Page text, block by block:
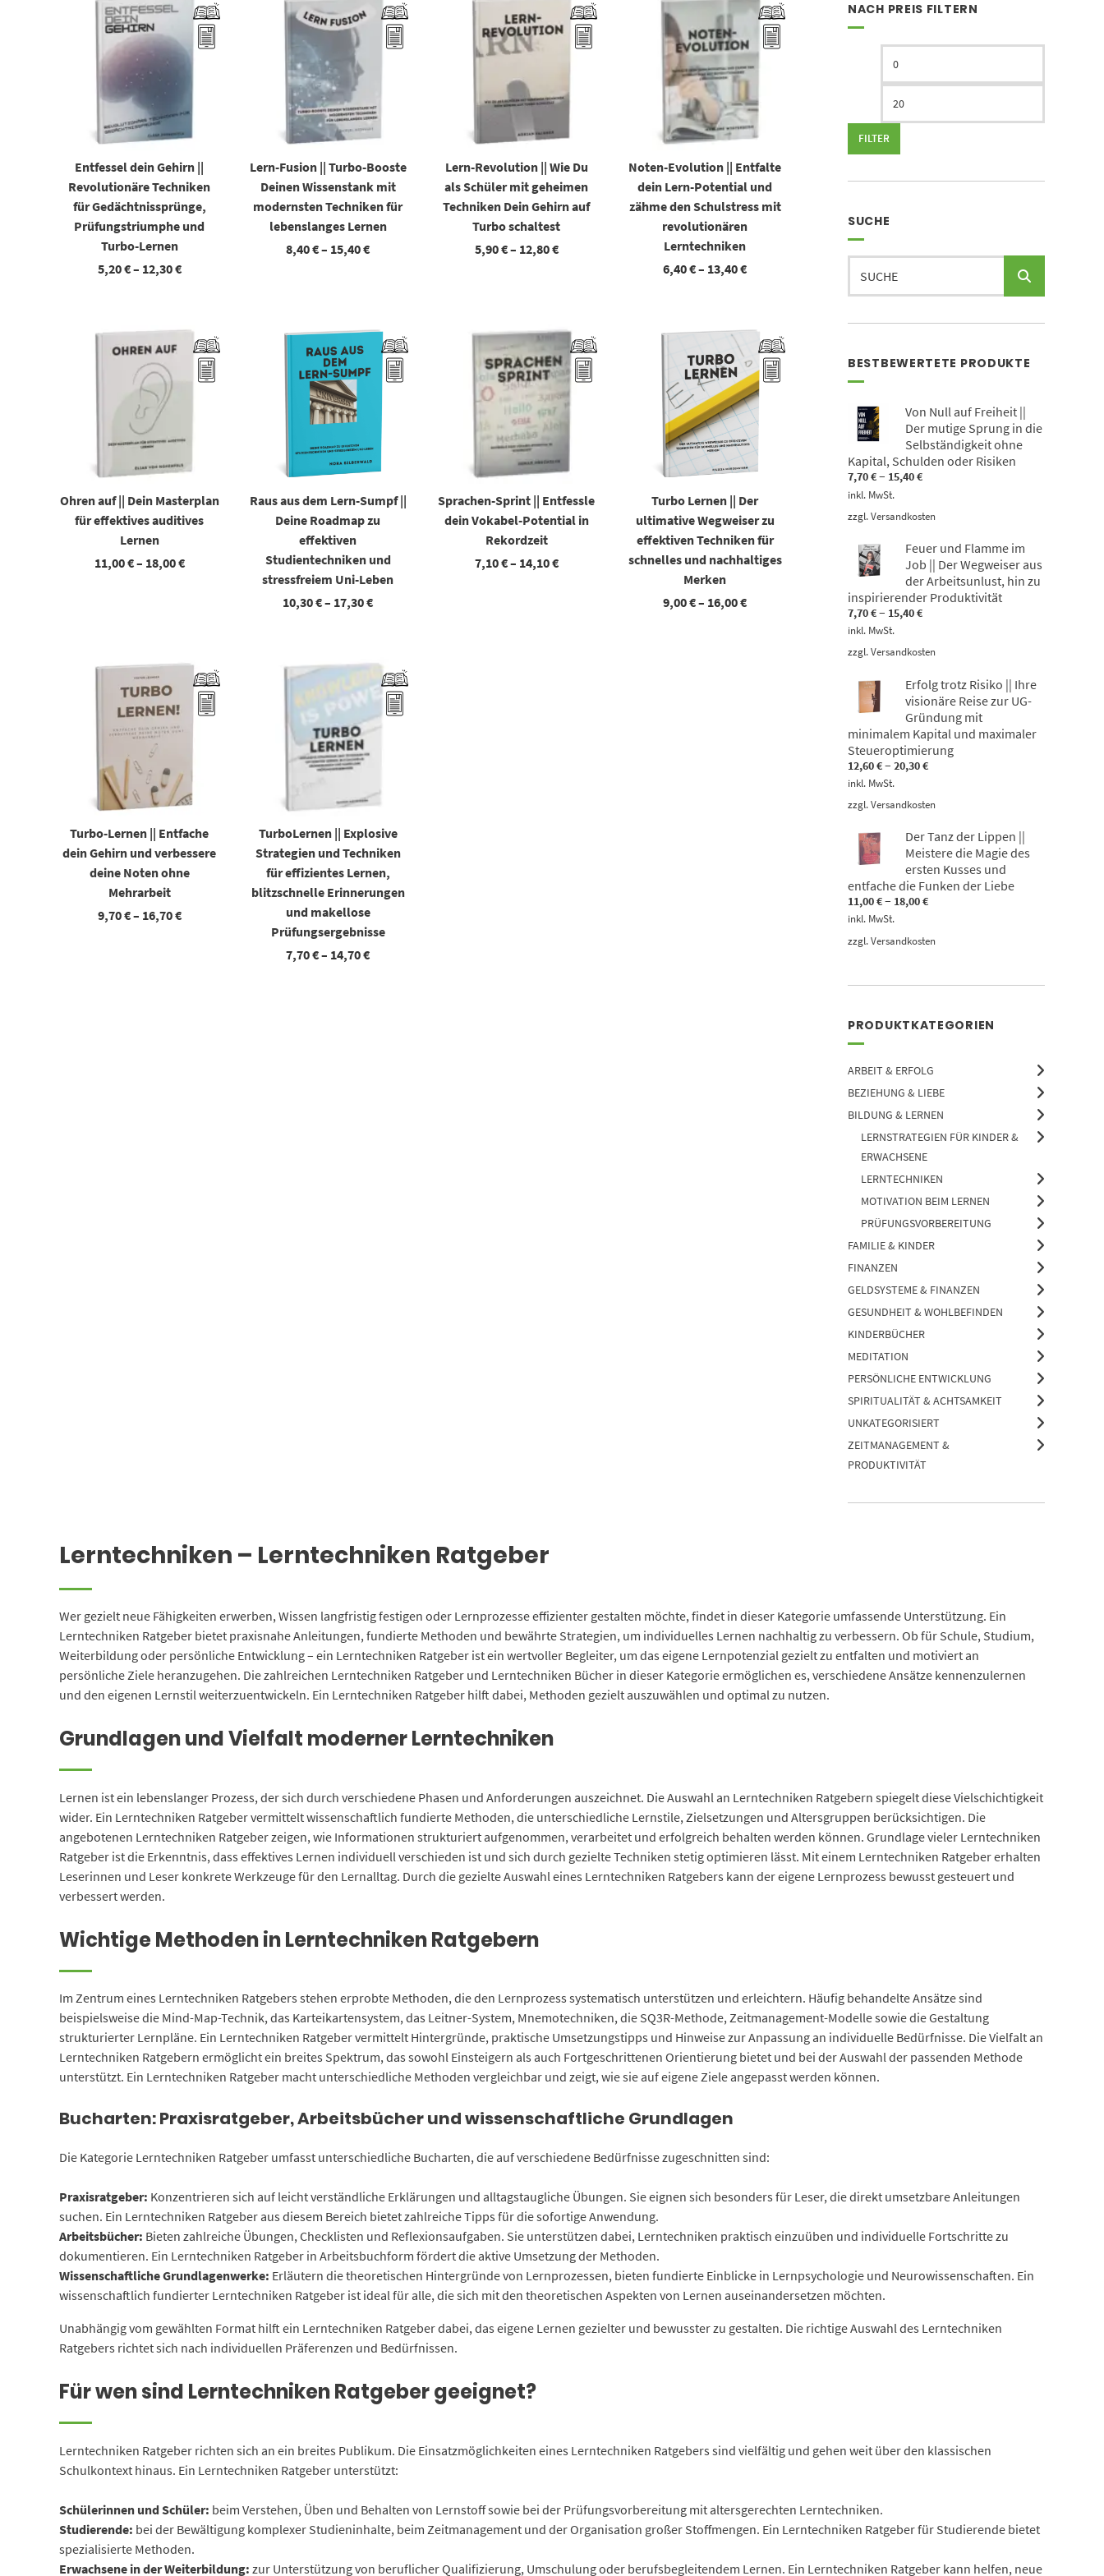
Entfessel dein Gehirn ||
Revolutionäre Techniken
für Gedächtnissprünge,
Prüfungstriumphe und
Turbo-Lernen
5,20€– 12,30€
Lern-Fusion || Turbo-Booste
Deinen Wissenstank mit
modernsten Techniken für
lebenslanges Lernen
8,40€– 15,40€
Lern-Revolution || Wie Du
als Schüler mit geheimen
Techniken Dein Gehirn auf
Turbo schaltest
5,90€– 12,80€
Noten-Evolution || Entfalte
dein Lern-Potential und
zähme den Schulstress mit
revolutionären
Lerntechniken
6,40€– 13,40€
Ohren auf || Dein Masterplan
für effektives auditives
Lernen
11,00€– 18,00€
Raus aus dem Lern-Sumpf ||
Deine Roadmap zu
effektiven
Studientechniken und
stressfreiem Uni-Leben
10,30€– 17,30€
Sprachen-Sprint || Entfessle
dein Vokabel-Potential in
Rekordzeit
7,10€– 14,10€
Turbo Lernen || Der
ultimative Wegweiser zu
effektiven Techniken für
schnelles und nachhaltiges
Merken
9,00€– 16,00€
Turbo-Lernen || Entfache
dein Gehirn und verbessere
deine Noten ohne
Mehrarbeit
9,70€– 16,70€
TurboLernen || Explosive
Strategien und Techniken
für effizientes Lernen,
blitzschnelle Erinnerungen
und makellose
Prüfungsergebnisse
7,70€– 14,70€
NACH PREIS FILTERN
Preis
FILTER
SUCHE
nach:
BESTBEWERTETE PRODUKTE
Von Null auf Freiheit ||
Der mutige Sprung in die
Selbständigkeit ohne
Kapital, Schulden oder Risiken
7,70€– 15,40€
inkl. MwSt.
zzgl.Versandkosten
Feuer und Flamme im
Job || Der Wegweiser aus
der Arbeitsunlust, hin zu
inspirierender Produktivität
7,70€– 15,40€
inkl. MwSt.
zzgl.Versandkosten
Erfolg trotz Risiko || Ihre
visionäre Reise zur UG-
Gründung mit
minimalem Kapital und maximaler
Steueroptimierung
12,60€– 20,30€
inkl. MwSt.
zzgl.Versandkosten
Der Tanz der Lippen ||
Meistere die Magie des
ersten Kusses und
entfache die Funken der Liebe
11,00€– 18,00€
inkl. MwSt.
zzgl.Versandkosten
PRODUKTKATEGORIEN
ARBEIT & ERFOLG
BEZIEHUNG & LIEBE
BILDUNG & LERNEN
LERNSTRATEGIEN FÜR KINDER &
ERWACHSENE
LERNTECHNIKEN
MOTIVATION BEIM LERNEN
PRÜFUNGSVORBEREITUNG
FAMILIE & KINDER
FINANZEN
GELDSYSTEME & FINANZEN
GESUNDHEIT & WOHLBEFINDEN
KINDERBÜCHER
MEDITATION
PERSÖNLICHE ENTWICKLUNG
SPIRITUALITÄT & ACHTSAMKEIT
UNKATEGORISIERT
ZEITMANAGEMENT &
PRODUKTIVITÄT
Lerntechniken – Lerntechniken Ratgeber
Wer gezielt neue Fähigkeiten erwerben, Wissen langfristig festigen oder Lernprozesse effizienter gestalten möchte, findet in dieser Kategorie umfassende Unterstützung. Ein
Lerntechniken Ratgeber bietet praxisnahe Anleitungen, fundierte Methoden und bewährte Strategien, um individuelles Lernen nachhaltig zu verbessern. Ob für Schule, Studium,
Weiterbildung oder persönliche Entwicklung – ein Lerntechniken Ratgeber ist ein wertvoller Begleiter, um das eigene Lernpotenzial gezielt zu entfalten und motiviert an
persönliche Ziele heranzugehen. Die zahlreichen Lerntechniken Ratgeber und Lerntechniken Bücher in dieser Kategorie ermöglichen es, verschiedene Ansätze kennenzulernen
und den eigenen Lernstil weiterzuentwickeln. Ein Lerntechniken Ratgeber hilft dabei, Methoden gezielt auszuwählen und optimal zu nutzen.
Grundlagen und Vielfalt moderner Lerntechniken
Lernen ist ein lebenslanger Prozess, der sich durch verschiedene Phasen und Anforderungen auszeichnet. Die Auswahl an Lerntechniken Ratgebern spiegelt diese Vielschichtigkeit
wider. Ein Lerntechniken Ratgeber vermittelt wissenschaftlich fundierte Methoden, die unterschiedliche Lernstile, Zielsetzungen und Altersgruppen berücksichtigen. Die
angebotenen Lerntechniken Ratgeber zeigen, wie Informationen strukturiert aufgenommen, verarbeitet und erfolgreich behalten werden können. Grundlage vieler Lerntechniken
Ratgeber ist die Erkenntnis, dass effektives Lernen individuell verschieden ist und sich durch gezielte Techniken stetig optimieren lässt. Mit einem Lerntechniken Ratgeber erhalten
Leserinnen und Leser konkrete Werkzeuge für den Lernalltag. Durch die gezielte Auswahl eines Lerntechniken Ratgebers kann der eigene Lernprozess bewusst gesteuert und
verbessert werden.
Wichtige Methoden in Lerntechniken Ratgebern
Im Zentrum eines Lerntechniken Ratgebers stehen erprobte Methoden, die den Lernprozess systematisch unterstützen und erleichtern. Häufig behandelte Ansätze sind
beispielsweise die Mind-Map-Technik, das Karteikartensystem, das Leitner-System, Mnemotechniken, die SQ3R-Methode, Zeitmanagement-Modelle sowie die Gestaltung
strukturierter Lernpläne. Ein Lerntechniken Ratgeber vermittelt Hintergründe, praktische Umsetzungstipps und Hinweise zur Anpassung an individuelle Bedürfnisse. Die Vielfalt an
Lerntechniken Ratgebern ermöglicht ein breites Spektrum, das sowohl Einsteigern als auch Fortgeschrittenen Orientierung bietet und bei der Auswahl der passenden Methode
unterstützt. Ein Lerntechniken Ratgeber macht unterschiedliche Methoden vergleichbar und zeigt, wie sie auf eigene Ziele angepasst werden können.
Bucharten: Praxisratgeber, Arbeitsbücher und wissenschaftliche Grundlagen
Die Kategorie Lerntechniken Ratgeber umfasst unterschiedliche Bucharten, die auf verschiedene Bedürfnisse zugeschnitten sind:
Praxisratgeber: Konzentrieren sich auf leicht verständliche Erklärungen und alltagstaugliche Übungen. Sie eignen sich besonders für Leser, die direkt umsetzbare Anleitungen
suchen. Ein Lerntechniken Ratgeber aus diesem Bereich bietet zahlreiche Tipps für die sofortige Anwendung.
Arbeitsbücher: Bieten zahlreiche Übungen, Checklisten und Reflexionsaufgaben. Sie unterstützen dabei, Lerntechniken praktisch einzuüben und individuelle Fortschritte zu
dokumentieren. Ein Lerntechniken Ratgeber in Arbeitsbuchform fördert die aktive Umsetzung der Methoden.
Wissenschaftliche Grundlagenwerke: Erläutern die theoretischen Hintergründe von Lernprozessen, bieten fundierte Einblicke in Lernpsychologie und Neurowissenschaften. Ein
wissenschaftlich fundierter Lerntechniken Ratgeber ist ideal für alle, die sich mit den theoretischen Aspekten von Lernen auseinandersetzen möchten.
Unabhängig vom gewählten Format hilft ein Lerntechniken Ratgeber dabei, das eigene Lernen gezielter und bewusster zu gestalten. Die richtige Auswahl des Lerntechniken
Ratgebers richtet sich nach individuellen Präferenzen und Bedürfnissen.
Für wen sind Lerntechniken Ratgeber geeignet?
Lerntechniken Ratgeber richten sich an ein breites Publikum. Die Einsatzmöglichkeiten eines Lerntechniken Ratgebers sind vielfältig und gehen weit über den klassischen
Schulkontext hinaus. Ein Lerntechniken Ratgeber unterstützt:
Schülerinnen und Schüler: beim Verstehen, Üben und Behalten von Lernstoff sowie bei der Prüfungsvorbereitung mit altersgerechten Lerntechniken.
Studierende: bei der Bewältigung komplexer Studieninhalte, beim Zeitmanagement und der Organisation großer Stoffmengen. Ein Lerntechniken Ratgeber für Studierende bietet
spezialisierte Methoden.
Erwachsene in der Weiterbildung: zur Unterstützung von beruflicher Qualifizierung, Umschulung oder berufsbegleitendem Lernen. Ein Lerntechniken Ratgeber kann helfen, neue